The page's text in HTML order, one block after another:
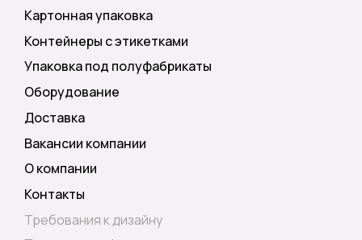
Картонная упаковка
Контейнеры с этикетками
Упаковка под полуфабрикаты
Оборудование
Доставка
Вакансии компании
О компании
Контакты
Требования к дизайну